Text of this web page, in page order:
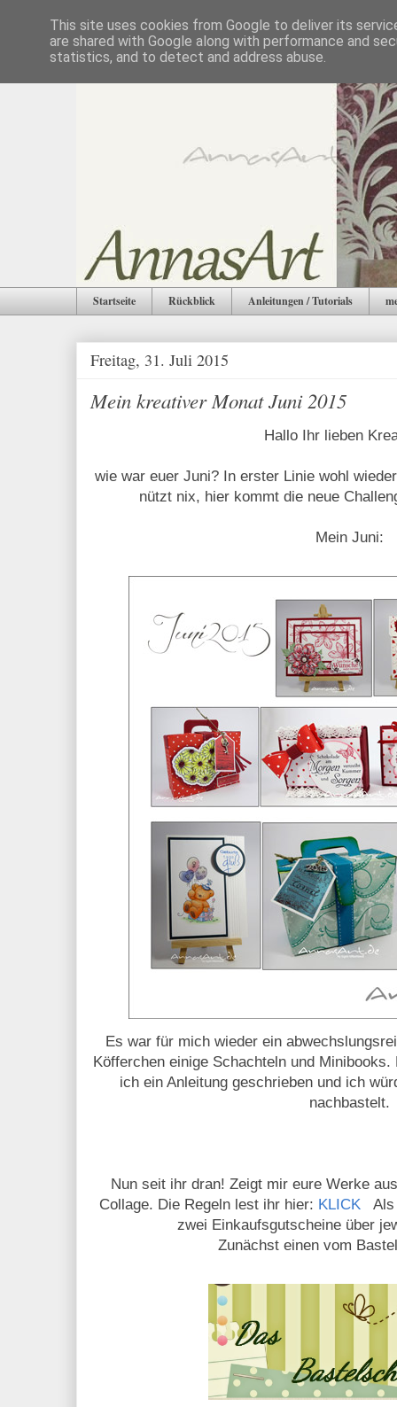
Startseite Rückblick Anleitungen / Tutorials
Freitag, 31. Juli 2015
Mein kreativer Monat Juni 2015
Hallo Ihr lieben
wie war euer Juni? In erster Linie wohl
nützt nix, hier kommt die neue
Mein Juni:
Es war für mich wieder ein
Köfferchen einige Schachteln und
ich ein Anleitung geschrieben und ich
nachbastelt.
Nun seit ihr dran! Zeigt mir eure Werke
Collage. Die Regeln lest ihr hier: KLICK
zwei Einkaufsgutscheine über
Zunächst einen vom
This site uses cookies from Google to deliver its
are shared with Google along with performance and
statistics, and to detect and address abuse.